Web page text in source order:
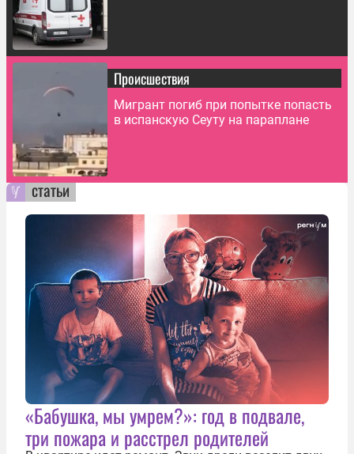
Происшествия
Мигрант погиб при попытке попасть
в испанскую Сеуту на параплане
статьи
«Бабушка, мы умрем?»: год в подвале,
три пожара и расстрел родителей